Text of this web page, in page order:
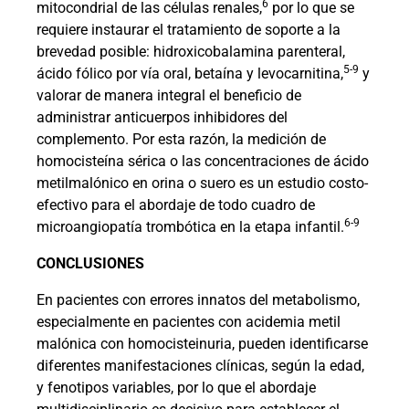
mitocondrial de las células renales,6 por lo que se
requiere instaurar el tratamiento de soporte a la
brevedad posible: hidroxicobalamina parenteral,
ácido fólico por vía oral, betaína y levocarnitina,5-9 y
valorar de manera integral el beneficio de
administrar anticuerpos inhibidores del
complemento. Por esta razón, la medición de
homocisteína sérica o las concentraciones de ácido
metilmalónico en orina o suero es un estudio costo-
efectivo para el abordaje de todo cuadro de
microangiopatía trombótica en la etapa infantil.6-9
CONCLUSIONES
En pacientes con errores innatos del metabolismo,
especialmente en pacientes con acidemia metil
malónica con homocisteinuria, pueden identificarse
diferentes manifestaciones clínicas, según la edad,
y fenotipos variables, por lo que el abordaje